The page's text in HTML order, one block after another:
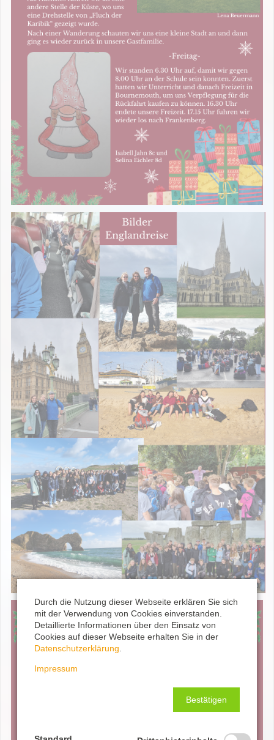
Durch die Nutzung dieser Webseite erklären Sie sich
mit der Verwendung von Cookies einverstanden.
Detaillierte Informationen über den Einsatz von
Cookies auf dieser Webseite erhalten Sie in der
Datenschutzerklärung
Impressum
Bestätigen